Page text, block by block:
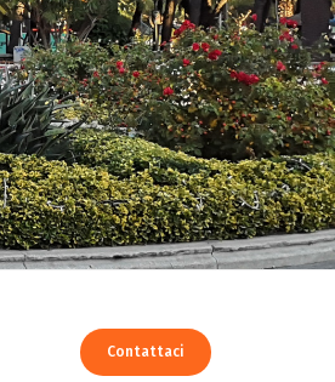
Contattaci